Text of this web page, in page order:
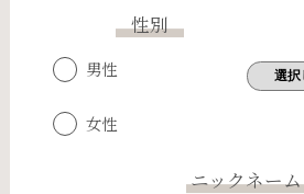
性別
男性
女性
ニックネーム